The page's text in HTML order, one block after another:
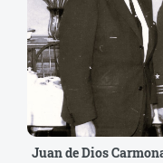
Juan de Dios